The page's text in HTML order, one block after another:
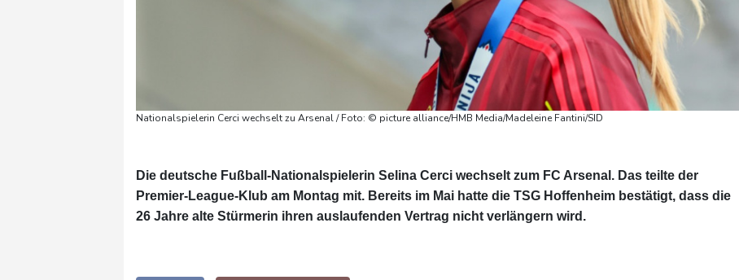
Nationalspielerin Cerci wechselt zu Arsenal / Foto: © picture alliance/HMB Media/Madeleine Fantini/SID
Die deutsche Fußball-Nationalspielerin Selina Cerci wechselt zum FC Arsenal. Das teilte der
Premier-League-Klub am Montag mit. Bereits im Mai hatte die TSG Hoffenheim bestätigt, dass die
26 Jahre alte Stürmerin ihren auslaufenden Vertrag nicht verlängern wird.